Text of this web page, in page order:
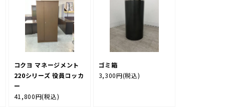
コクヨ マネージメント
220シリーズ 役員ロッカ
ー
41,800円(税込)
ゴミ箱
3,300円(税込)